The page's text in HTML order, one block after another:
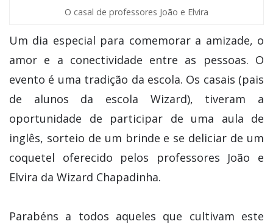
O casal de professores João e Elvira
Um dia especial para comemorar a amizade, o
amor e a conectividade entre as pessoas. O
evento é uma tradição da escola. Os casais (pais
de alunos da escola Wizard), tiveram a
oportunidade de participar de uma aula de
inglês, sorteio de um brinde e se deliciar de um
coquetel oferecido pelos professores João e
Elvira da Wizard Chapadinha.
Parabéns a todos aqueles que cultivam este